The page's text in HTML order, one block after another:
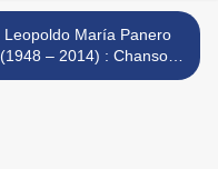
Leopoldo María Panero
(1948 – 2014) : Chanson
pour une discothèque /